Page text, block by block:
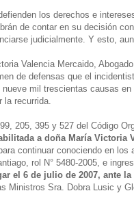
los derechos e
de contar en su decisión
judicialmente. Y esto,
Valencia Mercaido,
de defensas que el
mil trescientas causas
recurrida.
205, 395 y 527 del Código
a doña María Victoria
continuar conociendo en los
rol N° 5480-2005, e
el 6 de julio de 2007, ante la
Ministros Sra. Dobra Lusic y